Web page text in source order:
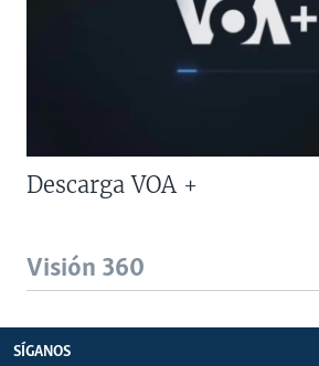
Descarga VOA +
Visión 360
SÍGANOS